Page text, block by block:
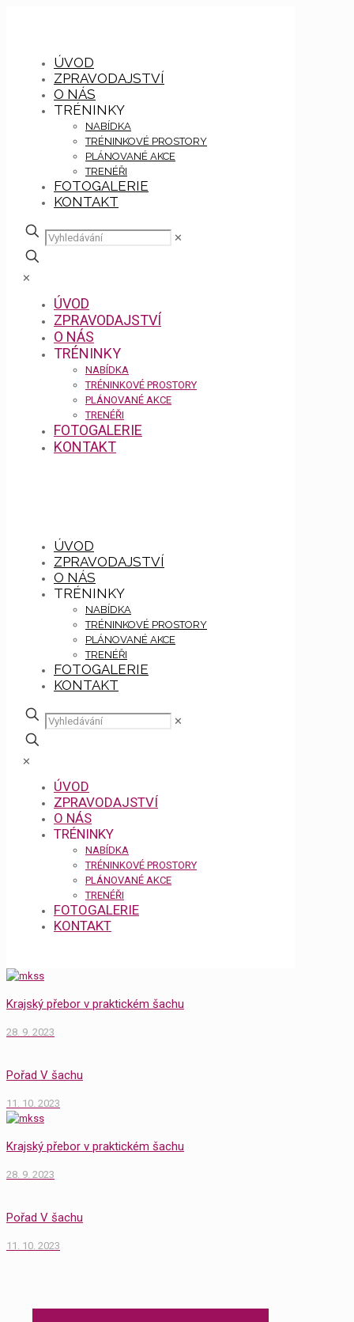
ÚVOD
ZPRAVODAJSTVÍ
O NÁS
TRÉNINKY
NABÍDKA
TRÉNINKOVÉ PROSTORY
PLÁNOVANÉ AKCE
TRENÉŘI
FOTOGALERIE
KONTAKT
✕
✕
ÚVOD
ZPRAVODAJSTVÍ
O NÁS
TRÉNINKY
NABÍDKA
TRÉNINKOVÉ PROSTORY
PLÁNOVANÉ AKCE
TRENÉŘI
FOTOGALERIE
KONTAKT
ÚVOD
ZPRAVODAJSTVÍ
O NÁS
TRÉNINKY
NABÍDKA
TRÉNINKOVÉ PROSTORY
PLÁNOVANÉ AKCE
TRENÉŘI
FOTOGALERIE
KONTAKT
✕
✕
ÚVOD
ZPRAVODAJSTVÍ
O NÁS
TRÉNINKY
NABÍDKA
TRÉNINKOVÉ PROSTORY
PLÁNOVANÉ AKCE
TRENÉŘI
FOTOGALERIE
KONTAKT
Krajský přebor v praktickém šachu
28. 9. 2023
Pořad V šachu
11. 10. 2023
Krajský přebor v praktickém šachu
28. 9. 2023
Pořad V šachu
11. 10. 2023